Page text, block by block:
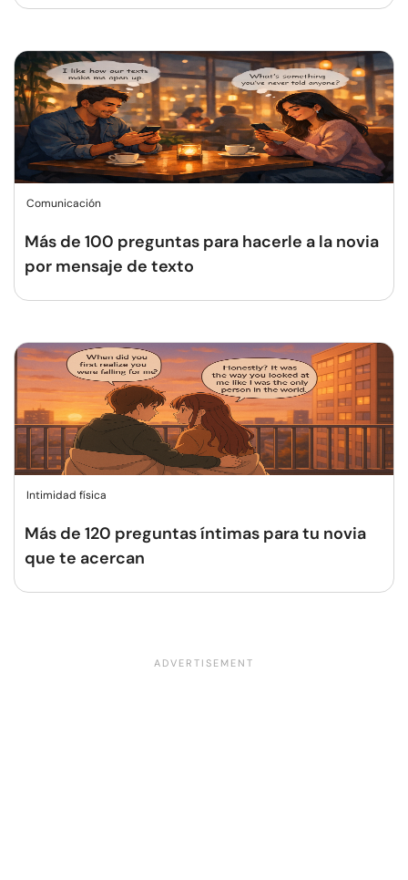
Comunicación
Más de 100 preguntas para hacerle a la novia
por mensaje de texto
Intimidad física
Más de 120 preguntas íntimas para tu novia
que te acercan